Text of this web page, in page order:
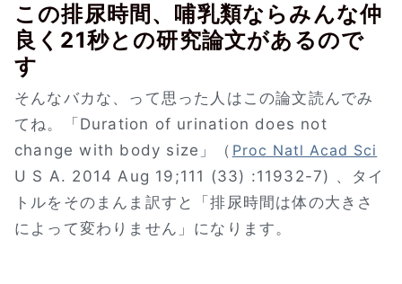
この排尿時間、哺乳類ならみんな仲
良く21秒との研究論文があるので
す
そんなバカな、って思った人はこの論文読んでみ
てね。「Duration of urination does not
change with body size」（ Proc Natl Acad Sci
U S A. 2014 Aug 19;111 (33) :11932-7) 、タイ
トルをそのまんま訳すと「排尿時間は体の大きさ
によって変わりません」になります。